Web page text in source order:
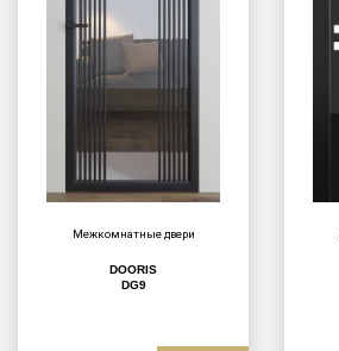
Межкомнатные двери
DOORIS
DG9